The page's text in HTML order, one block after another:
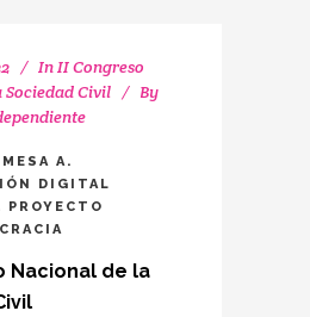
InII Congreso
Civil
By
A.
DIGITAL
PROYECTO
Nacional de la